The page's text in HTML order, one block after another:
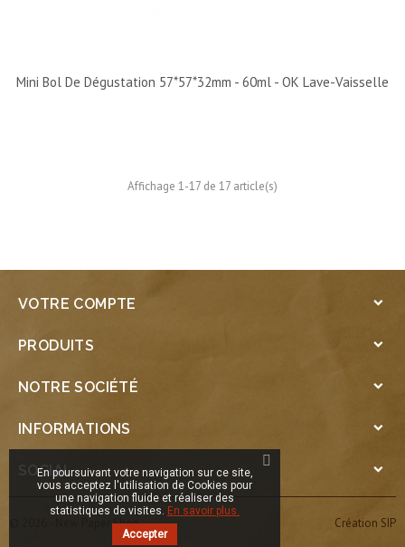
Mini Bol De Dégustation 57*57*32mm - 60ml - OK Lave-Vaisselle
Affichage 1-17 de 17 article(s)
VOTRE COMPTE 
PRODUITS 
NOTRE SOCIÉTÉ 
INFORMATIONS 
SOCIAL 
© 2026 - New Paper Shop Création SIP
En poursuivant votre navigation sur ce site,
vous acceptez l'utilisation de Cookies pour
une navigation fluide et réaliser des
statistiques de visites. En savoir plus.
Accepter